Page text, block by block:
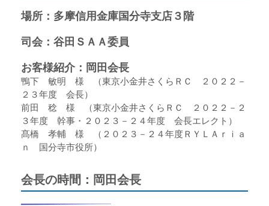
場所：多摩信用金庫国分寺支店３階
司会：谷田ＳＡＡ委員
お客様紹介：岡田会長
鴨下 敏明 様 （東京小金井さくらＲＣ ２０２２－
２３年度 会長）
前田 稔 様 （東京小金井さくらＲＣ ２０２２－２
３年度 幹事・２０２３－２４年度 会長エレクト）
髙橋 孝輔 様 （２０２３－２４年度ＲＹＬＡｒｉａ
ｎ 国分寺市役所）
会長の時間：岡田会長